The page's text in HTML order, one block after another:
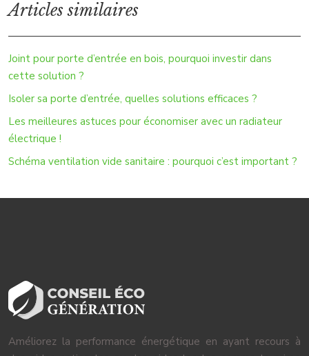
Articles similaires
Joint pour porte d’entrée en bois, pourquoi investir dans
cette solution ?
Isoler sa porte d’entrée, quelles solutions efficaces ?
Les meilleures astuces pour économiser avec un radiateur
électrique !
Schéma ventilation vide sanitaire : pourquoi c’est important ?
Améliorez la performance énergétique en ayant recours à